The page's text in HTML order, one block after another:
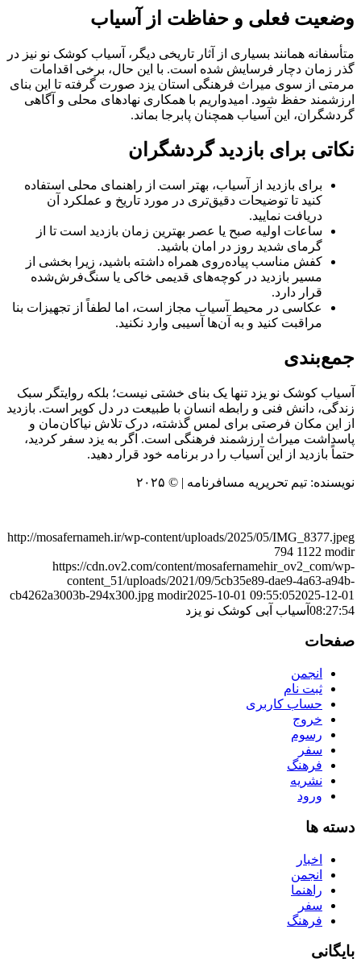
وضعیت فعلی و حفاظت از آسیاب
متأسفانه همانند بسیاری از آثار تاریخی دیگر، آسیاب کوشک نو نیز در
گذر زمان دچار فرسایش شده است. با این حال، برخی اقدامات
مرمتی از سوی میراث فرهنگی استان یزد صورت گرفته تا این بنای
ارزشمند حفظ شود. امیدواریم با همکاری نهادهای محلی و آگاهی
گردشگران، این آسیاب همچنان پابرجا بماند.
نکاتی برای بازدید گردشگران
برای بازدید از آسیاب، بهتر است از راهنمای محلی استفاده
کنید تا توضیحات دقیق‌تری در مورد تاریخ و عملکرد آن
دریافت نمایید.
ساعات اولیه صبح یا عصر بهترین زمان بازدید است تا از
گرمای شدید روز در امان باشید.
کفش مناسب پیاده‌روی همراه داشته باشید، زیرا بخشی از
مسیر بازدید در کوچه‌های قدیمی خاکی یا سنگ‌فرش‌شده
قرار دارد.
عکاسی در محیط آسیاب مجاز است، اما لطفاً از تجهیزات بنا
مراقبت کنید و به آن‌ها آسیبی وارد نکنید.
جمع‌بندی
آسیاب کوشک نو یزد تنها یک بنای خشتی نیست؛ بلکه روایتگر سبک
زندگی، دانش فنی و رابطه انسان با طبیعت در دل کویر است. بازدید
از این مکان فرصتی برای لمس گذشته، درک تلاش نیاکان‌مان و
پاسداشت میراث ارزشمند فرهنگی است. اگر به یزد سفر کردید،
حتماً بازدید از این آسیاب را در برنامه خود قرار دهید.
نویسنده: تیم تحریریه مسافرنامه | © ۲۰۲۵
http://mosafernameh.ir/wp-content/uploads/2025/05/IMG_8377.jpeg
794 1122 modir
https://cdn.ov2.com/content/mosafernamehir_ov2_com/wp-
content_51/uploads/2021/09/5cb35e89-dae9-4a63-a94b-
cb4262a3003b-294x300.jpg modir2025-10-01 09:55:052025-12-01
08:27:54 آسیاب آبی کوشک نو یزد
صفحات
انجمن
ثبت نام
حساب کاربری
خروج
رسوم
سفر
فرهنگ
نشریه
ورود
دسته ها
اخبار
انجمن
راهنما
سفر
فرهنگ
بایگانی